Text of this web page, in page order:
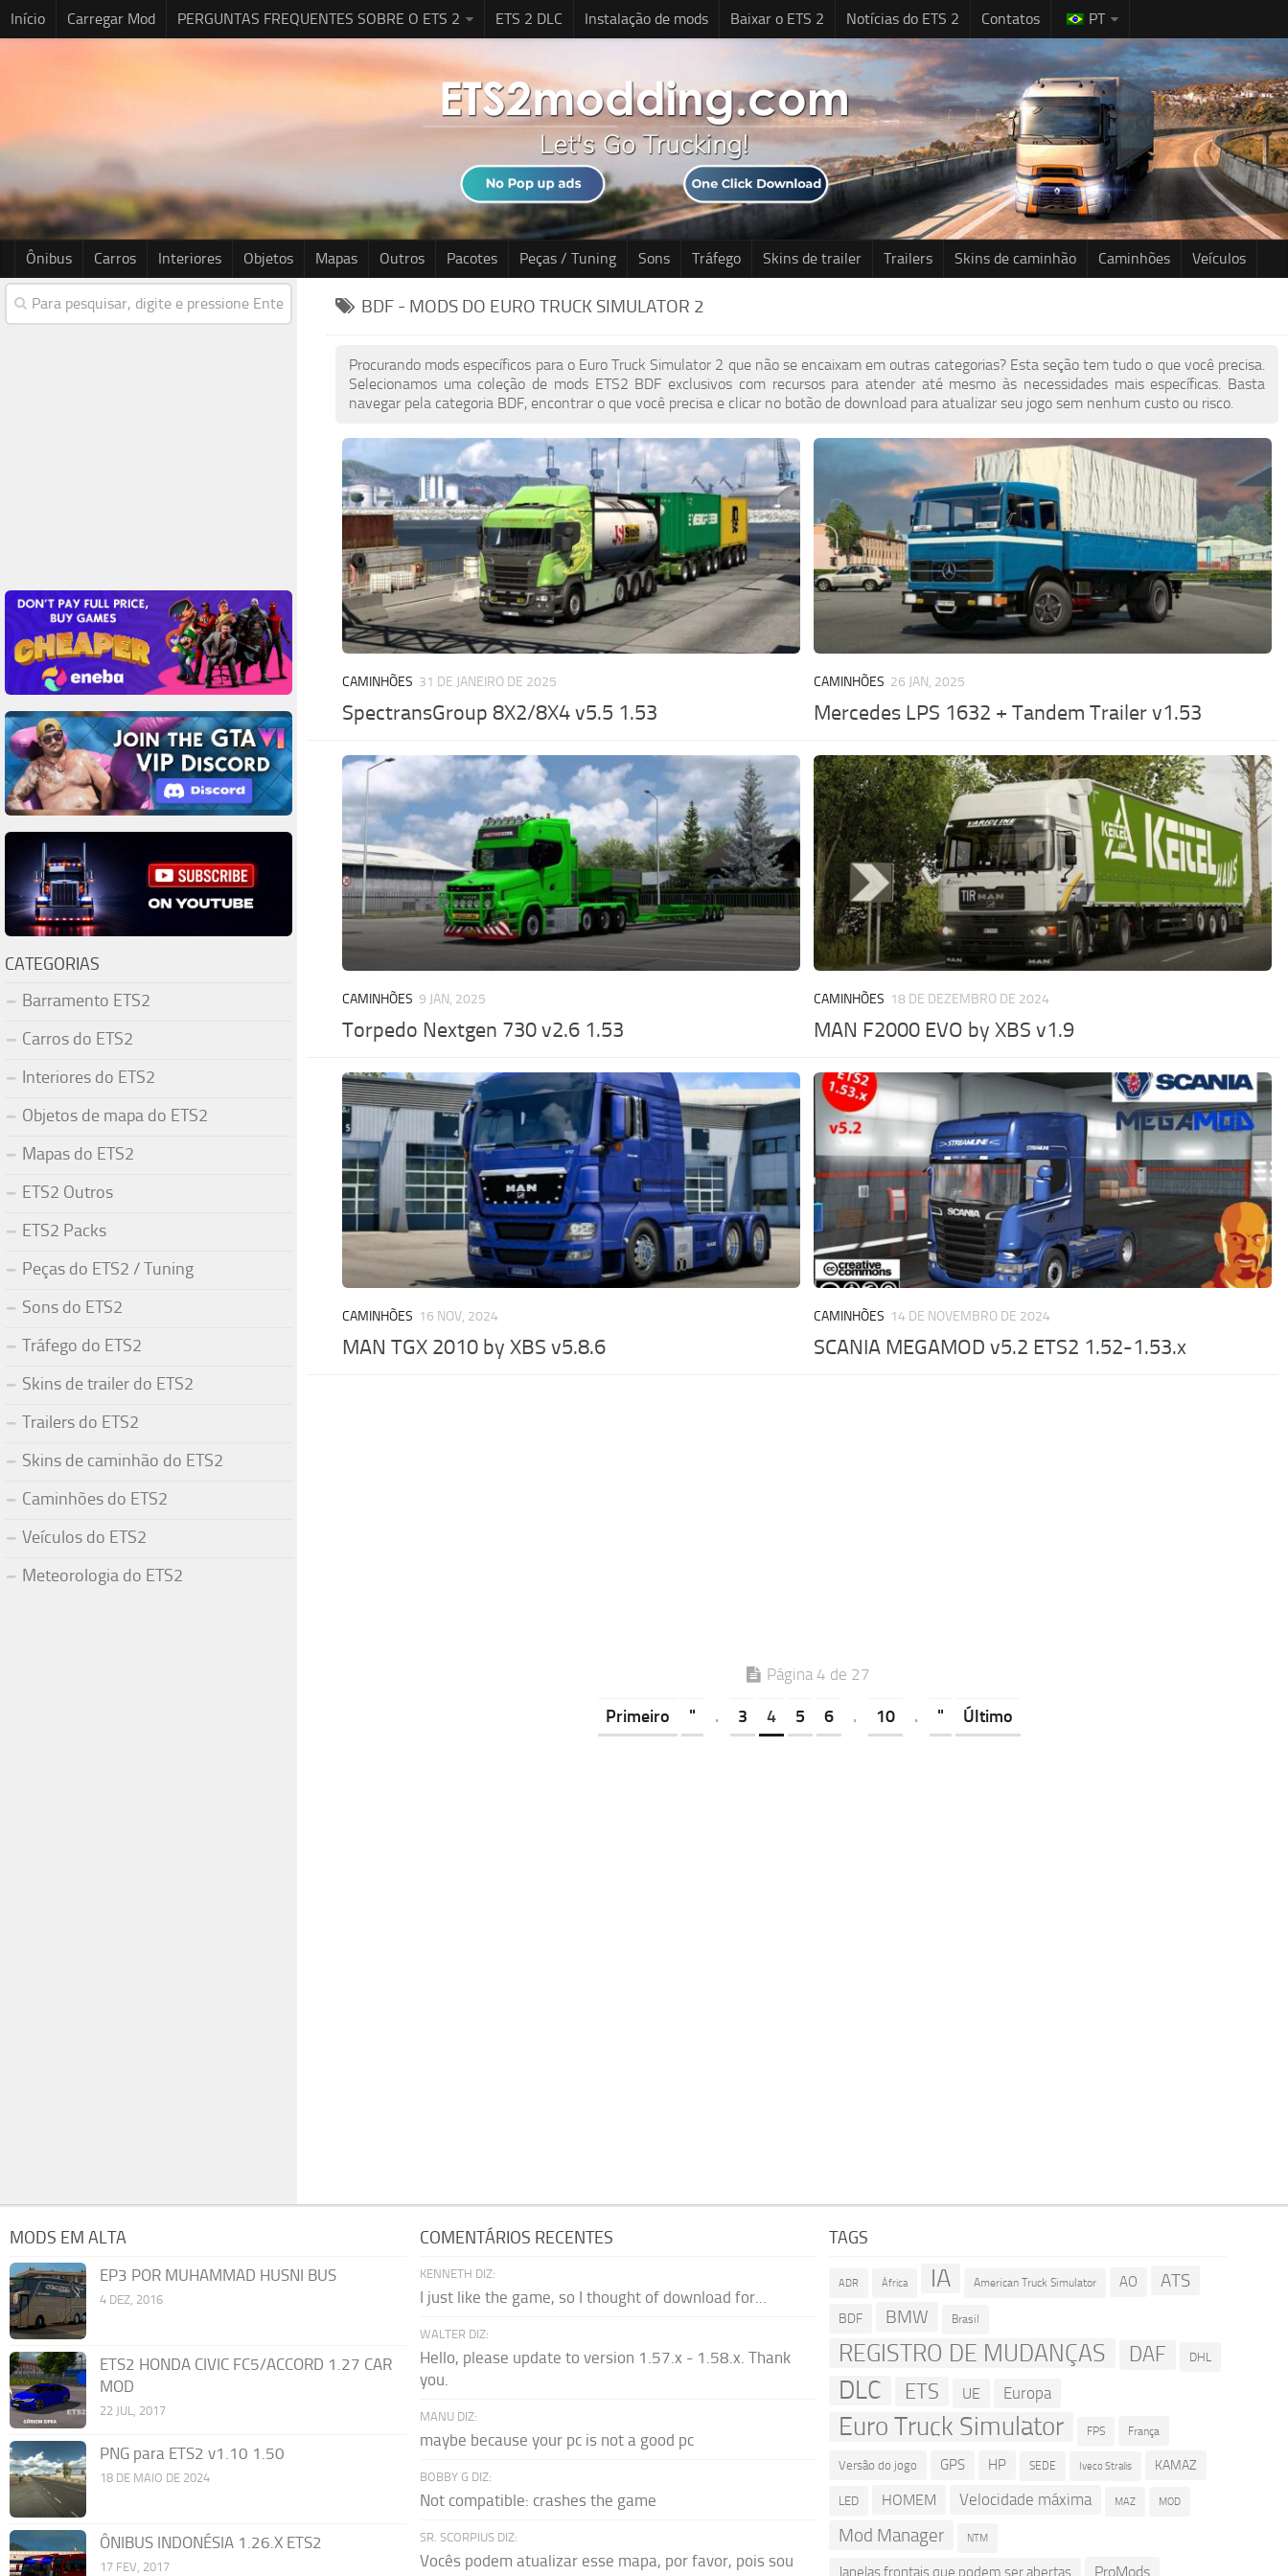
Início Carregar Mod PERGUNTAS FREQUENTES SOBRE O ETS 2 ETS 2 DLC Instalação de mods Baixar o ETS 2 Notícias do ETS 2 Contatos PT
Ônibus Carros Interiores Objetos Mapas Outros Pacotes Peças / Tuning Sons Tráfego Skins de trailer Trailers Skins de caminhão Caminhões Veículos
BDF - MODS DO EURO TRUCK SIMULATOR 2
Procurando mods específicos para o Euro Truck Simulator 2 que não se encaixam em outras categorias? Esta seção tem tudo o que você precisa.
Selecionamos uma coleção de mods ETS2 BDF exclusivos com recursos para atender até mesmo às necessidades mais específicas. Basta
navegar pela categoria BDF, encontrar o que você precisa e clicar no botão de download para atualizar seu jogo sem nenhum custo ou risco.
CAMINHÕES 31 DE JANEIRO DE 2025
SpectransGroup 8X2/8X4 v5.5 1.53
CAMINHÕES 26 JAN, 2025
Mercedes LPS 1632 + Tandem Trailer v1.53
CAMINHÕES 9 JAN, 2025
Torpedo Nextgen 730 v2.6 1.53
CAMINHÕES 18 DE DEZEMBRO DE 2024
MAN F2000 EVO by XBS v1.9
CAMINHÕES 16 NOV, 2024
MAN TGX 2010 by XBS v5.8.6
CAMINHÕES 14 DE NOVEMBRO DE 2024
SCANIA MEGAMOD v5.2 ETS2 1.52-1.53.x
Página 4 de 27
Primeiro " . 3 4 5 6 . 10 . " Último
CATEGORIAS
Barramento ETS2
Carros do ETS2
Interiores do ETS2
Objetos de mapa do ETS2
Mapas do ETS2
ETS2 Outros
ETS2 Packs
Peças do ETS2 / Tuning
Sons do ETS2
Tráfego do ETS2
Skins de trailer do ETS2
Trailers do ETS2
Skins de caminhão do ETS2
Caminhões do ETS2
Veículos do ETS2
Meteorologia do ETS2
MODS EM ALTA
EP3 POR MUHAMMAD HUSNI BUS
4 DEZ, 2016
ETS2 HONDA CIVIC FC5/ACCORD 1.27 CAR
MOD
22 JUL, 2017
PNG para ETS2 v1.10 1.50
18 DE MAIO DE 2024
ÔNIBUS INDONÉSIA 1.26.X ETS2
17 FEV, 2017
COMENTÁRIOS RECENTES
KENNETH DIZ:
I just like the game, so I thought of download for...
WALTER DIZ:
Hello, please update to version 1.57.x - 1.58.x. Thank
you.
MANU DIZ:
maybe because your pc is not a good pc
BOBBY G DIZ:
Not compatible: crashes the game
SR. SCORPIUS DIZ:
Vocês podem atualizar esse mapa, por favor, pois sou
TAGS
ADR África IA American Truck Simulator AO ATS
BDF BMW Brasil
REGISTRO DE MUDANÇAS DAF DHL
DLC ETS UE Europa
Euro Truck Simulator FPS França
Versão do jogo GPS HP SEDE Iveco Stralis KAMAZ
LED HOMEM Velocidade máxima MAZ MOD
Mod Manager NTM
Janelas frontais que podem ser abertas ProMods